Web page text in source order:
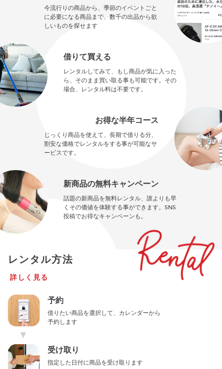
今流行りの商品から、季節のイベントごと
に必要になる商品まで、数千の出品から欲
しいものを探せます
借りて買える
レンタルしてみて、もし商品が気に入った
ら、そのまま買い取る事も可能です。その
場合、レンタル料は不要です。
お得な半年コース
じっくり商品を使えて、長期で借りる分、
割安な価格でレンタルをする事が可能なサ
ービスです。
新商品の無料キャンペーン
話題の新商品を無料レンタル、誰よりも早
くその価値を体験する事ができます。SNS
投稿でお得なキャンペーンも。
レンタル方法
詳しく見る
予約
借りたい商品を選択して、カレンダーから
予約します
▼
受け取り
指定した日付に商品を受け取ります